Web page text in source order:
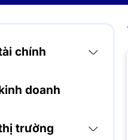
chính
doanh
trường